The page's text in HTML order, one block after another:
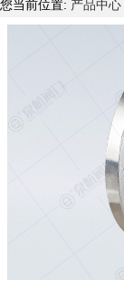
您当前位置: 产品中心